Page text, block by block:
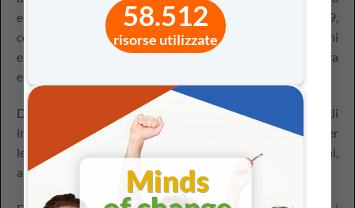
58.512
risorse utilizzate
europea ai ragazzi con format digitali dal 2009,
contribuendo a far conoscere il ruolo delle Istituzioni
europee ed a far interiorizzare i valori della cittadinanza
europea.
Dalla scuola primaria alla secondaria di II grado, gli
insegnanti possono trovare le risorse digitali più adatte per
le loro classi: lezioni interattive, e-book, giochi,
approfondimenti e quiz.